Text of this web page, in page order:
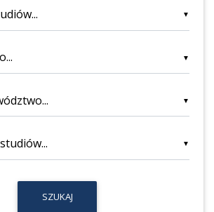
▼
▼
▼
▼
SZUKAJ